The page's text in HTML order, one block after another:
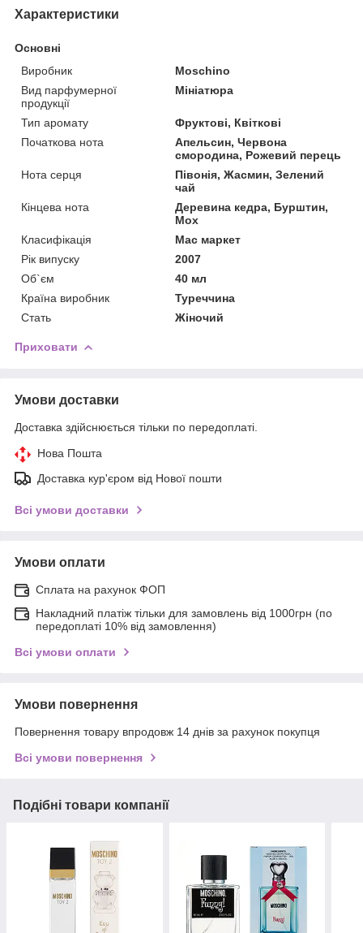
Характеристики
Основні
Виробник
Moschino
Вид парфумерної
продукції
Мініатюра
Тип аромату
Фруктові, Квіткові
Початкова нота
Апельсин, Червона
смородина, Рожевий перець
Нота серця
Півонія, Жасмин, Зелений
чай
Кінцева нота
Деревина кедра, Бурштин,
Мох
Класифікація
Мас маркет
Рік випуску
2007
Об`єм
40 мл
Країна виробник
Туреччина
Стать
Жіночий
Приховати
Умови доставки
Доставка здійснюється тільки по передоплаті.
Нова Пошта
Доставка кур'єром від Нової пошти
Всі умови доставки
Умови оплати
Сплата на рахунок ФОП
Накладний платіж тільки для замовлень від 1000грн (по
передоплаті 10% від замовлення)
Всі умови оплати
Умови повернення
Повернення товару впродовж 14 днів за рахунок покупця
Всі умови повернення
Подібні товари компанії